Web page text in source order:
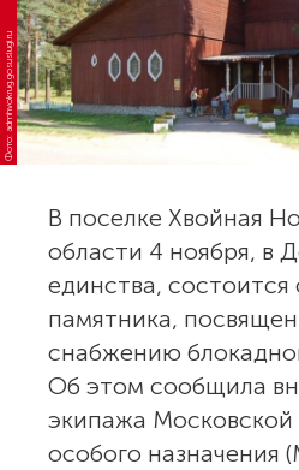
Фото: admhvokrug.gosuslugi.ru
В поселке Хвойная
области 4 ноября, в
единства, состоится
памятника,
снабжению
Об этом сообщила
экипажа Московской
особого назначения